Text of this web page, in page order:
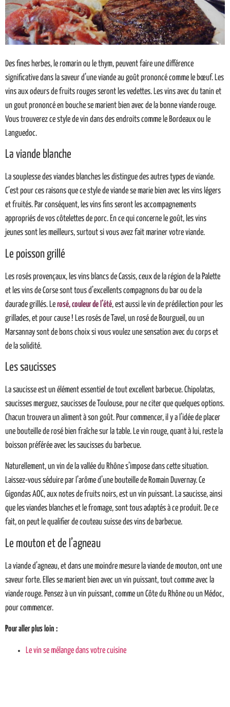
Des fines herbes, le romarin ou le thym, peuvent faire une différence
significative dans la saveur d’une viande au goût prononcé comme le bœuf. Les
vins aux odeurs de fruits rouges seront les vedettes. Les vins avec du tanin et
un gout prononcé en bouche se marient bien avec de la bonne viande rouge.
Vous trouverez ce style de vin dans des endroits comme le Bordeaux ou le
Languedoc.
La viande blanche
La souplesse des viandes blanches les distingue des autres types de viande.
C’est pour ces raisons que ce style de viande se marie bien avec les vins légers
et fruités. Par conséquent, les vins fins seront les accompagnements
appropriés de vos côtelettes de porc. En ce qui concerne le goût, les vins
jeunes sont les meilleurs, surtout si vous avez fait mariner votre viande.
Le poisson grillé
Les rosés provençaux, les vins blancs de Cassis, ceux de la région de la Palette
et les vins de Corse sont tous d’excellents compagnons du bar ou de la
daurade grillés. Lerosé, couleur de l’été, est aussi le vin de prédilection pour les
grillades, et pour cause ! Les rosés de Tavel, un rosé de Bourgueil, ou un
Marsannay sont de bons choix si vous voulez une sensation avec du corps et
de la solidité.
Les saucisses
La saucisse est un élément essentiel de tout excellent barbecue. Chipolatas,
saucisses merguez, saucisses de Toulouse, pour ne citer que quelques options.
Chacun trouvera un aliment à son goût. Pour commencer, il y a l’idée de placer
une bouteille de rosé bien fraîche sur la table. Le vin rouge, quant à lui, reste la
boisson préférée avec les saucisses du barbecue.
Naturellement, un vin de la vallée du Rhône s’impose dans cette situation.
Laissez-vous séduire par l’arôme d’une bouteille de Romain Duvernay. Ce
Gigondas AOC, aux notes de fruits noirs, est un vin puissant. La saucisse, ainsi
que les viandes blanches et le fromage, sont tous adaptés à ce produit. De ce
fait, on peut le qualifier de couteau suisse des vins de barbecue.
Le mouton et de l’agneau
La viande d’agneau, et dans une moindre mesure la viande de mouton, ont une
saveur forte. Elles se marient bien avec un vin puissant, tout comme avec la
viande rouge. Pensez à un vin puissant, comme un Côte du Rhône ou un Médoc,
pour commencer.
Pour aller plus loin :
Le vin se mélange dans votre cuisine